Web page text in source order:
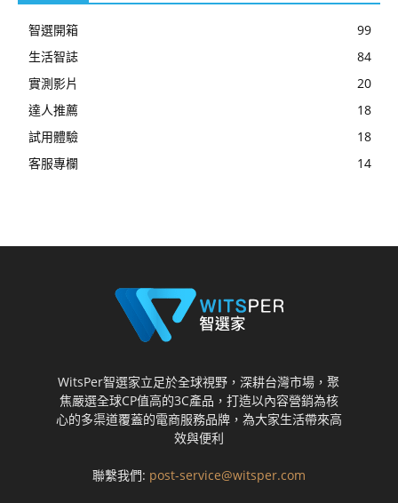
智選開箱
99
生活智誌
84
實測影片
20
達人推薦
18
試用體驗
18
客服專欄
14
WitsPer智選家立足於全球視野，深耕台灣市場，聚
焦嚴選全球CP值高的3C產品，打造以內容營銷為核
心的多渠道覆蓋的電商服務品牌，為大家生活帶來高
效與便利
聯繫我們: post-service@witsper.com